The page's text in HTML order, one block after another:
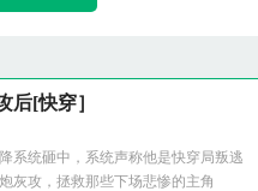
后[快穿］
系统砸中，系统声称他是快穿局叛逃
灰攻，拯救那些下场悲惨的主角